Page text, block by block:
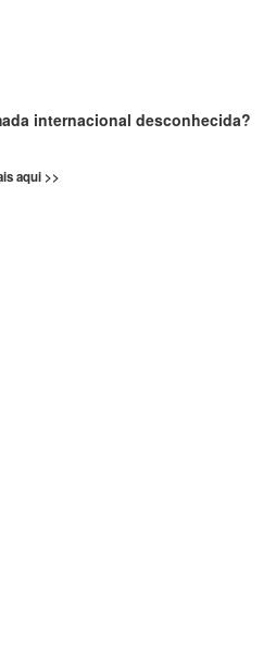
internacional desconhecida?
aqui >>